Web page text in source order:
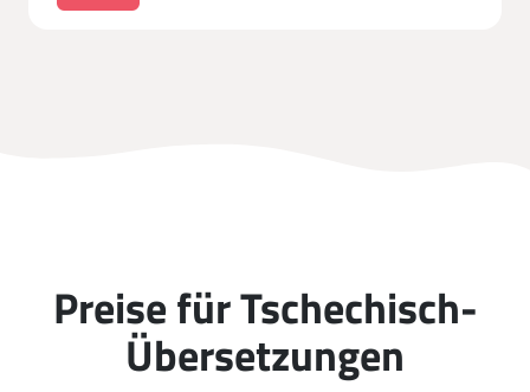
Preise für Tschechisch-
Übersetzungen